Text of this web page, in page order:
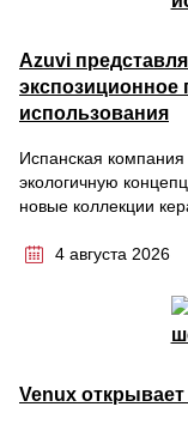
Azuvi
экспозиционное
использования
Испанская
экологичную
новые коллекции
4 августа 2026
Venux